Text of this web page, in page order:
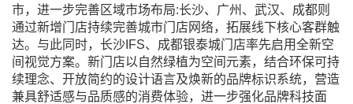
市，进一步完善区域市场布局:长沙、广州、武汉、成都则
通过新增门店持续完善城市门店网络，拓展线下核心客群触
达。与此同时，长沙IFS、成都银泰城门店率先启用全新空
间视觉方案。新门店以自然绿植为空间元素，结合环保可持
续理念、开放简约的设计语言及焕新的品牌标识系统，营造
兼具舒适感与品质感的消费体验，进一步强化品牌科技面